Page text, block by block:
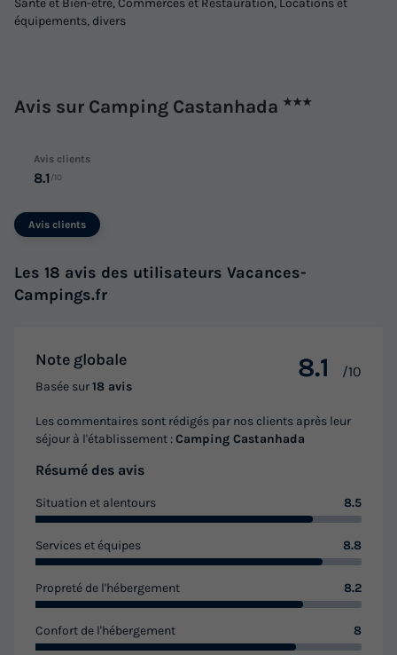
Santé et Bien-être, Commerces et Restauration, Locations et
équipements, divers
Avis sur Camping Castanhada ★★★
Avis clients
8.1 /10
Avis clients
Les 18 avis des utilisateurs Vacances-
Campings.fr
Note globale
Basée sur18 avis
8.1 /10
Les commentaires sont rédigés par nos clients après leur
séjour à l'établissement :Camping Castanhada
Résumé des avis
Situation et alentours 8.5
Services et équipes 8.8
Propreté de l'hébergement 8.2
Confort de l'hébergement 8